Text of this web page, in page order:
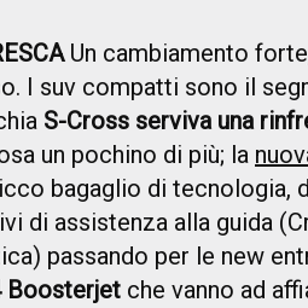
Un cambiamento
I suv compatti sono il
S-Cross serviva una
un pochino di più; la
bagaglio di tecnologia,
di assistenza alla guida
passando per le new
Boosterjet che vanno ad